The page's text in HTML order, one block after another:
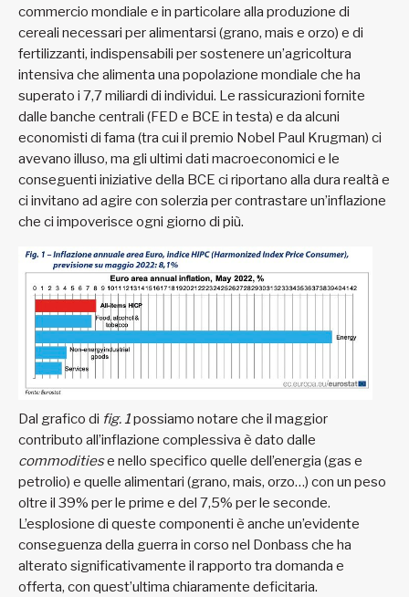
commercio mondiale e in particolare alla produzione di
cereali necessari per alimentarsi (grano, mais e orzo) e di
fertilizzanti, indispensabili per sostenere un’agricoltura
intensiva che alimenta una popolazione mondiale che ha
superato i 7,7 miliardi di individui. Le rassicurazioni fornite
dalle banche centrali (FED e BCE in testa) e da alcuni
economisti di fama (tra cui il premio Nobel Paul Krugman) ci
avevano illuso, ma gli ultimi dati macroeconomici e le
conseguenti iniziative della BCE ci riportano alla dura realtà e
ci invitano ad agire con solerzia per contrastare un’inflazione
che ci impoverisce ogni giorno di più.
Dal grafico di fig. 1possiamo notare che il maggior
contributo all’inflazione complessiva è dato dalle
commoditiese nello specifico quelle dell’energia (gas e
petrolio) e quelle alimentari (grano, mais, orzo…) con un peso
oltre il 39% per le prime e del 7,5% per le seconde.
L’esplosione di queste componenti è anche un’evidente
conseguenza della guerra in corso nel Donbass che ha
alterato significativamente il rapporto tra domanda e
offerta, con quest’ultima chiaramente deficitaria.